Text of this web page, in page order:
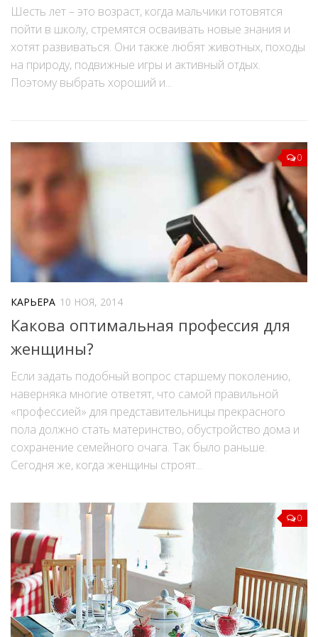
Шесть лет – это возраст, когда мальчики готовятся
пойти в школу, стремятся осваивать новые знания и
хотят развиваться. Они также любят животных, походы
на природу, подвижные игры и активный отдых.
Поэтому выбрать хороший и...
0
КАРЬЕРА 10 НОЯ, 2014
Какова оптимальная профессия для
женщины?
Если задать подобный вопрос старшему поколению,
наверняка многие ответят, что самой правильной
«профессией» для представительницы прекрасного
пола должно стать материнство, обустройство дома и
сохранение семейного очага. Так было раньше.
Сегодня же, когда женщины строят...
0